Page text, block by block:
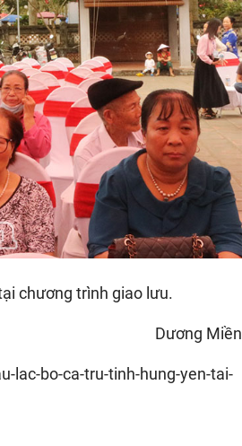
chương trình giao lưu.
Dương Miền
lac-bo-ca-tru-tinh-hung-yen-tai-